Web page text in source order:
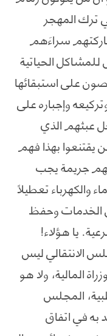
ترك المهجر
سراءَهم
الحياتية
على استبقائها
وإجباره على
عبثهم الذي
يقتنعوا بهذا فهم
جريمة يجب
والكهرباء تعطيلاً
الخدمات وحفظ
يا هؤلاء!
الانتقالي ليس
المالية، ولا هو
المجلس
به في اتفاق